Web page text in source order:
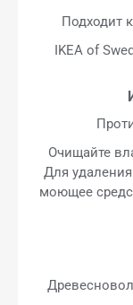
Подходит
IKEA of
Очищайте
Для
моющее